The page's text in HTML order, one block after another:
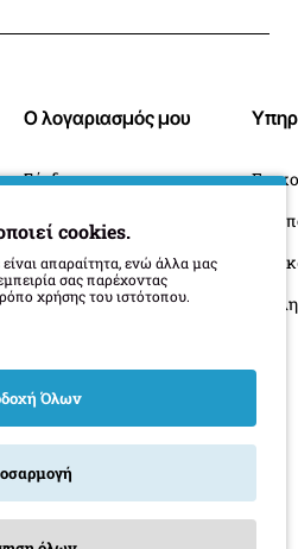
Ο λογαριασμός μου
Σύνδεση
Ιστορικό Παραγγελιών
Επιστροφές
cookies.
απαραίτητα, ενώ άλλα μας
σας παρέχοντας
χρήσης του ιστότοπου.
Όλων